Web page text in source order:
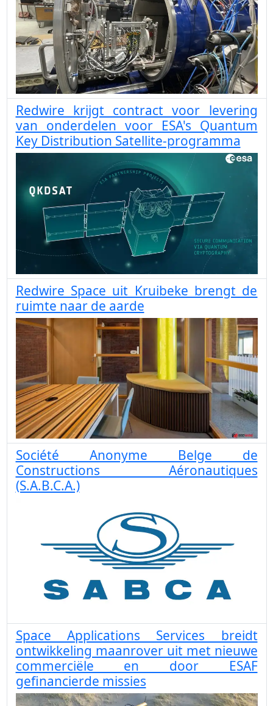
Redwire krijgt contract voor levering
van onderdelen voor ESA's Quantum
Key Distribution Satellite-programma
Redwire Space uit Kruibeke brengt de
ruimte naar de aarde
Société Anonyme Belge de
Constructions Aéronautiques
(S.A.B.C.A.)
Space Applications Services breidt
ontwikkeling maanrover uit met nieuwe
commerciële en door ESAF
gefinancierde missies